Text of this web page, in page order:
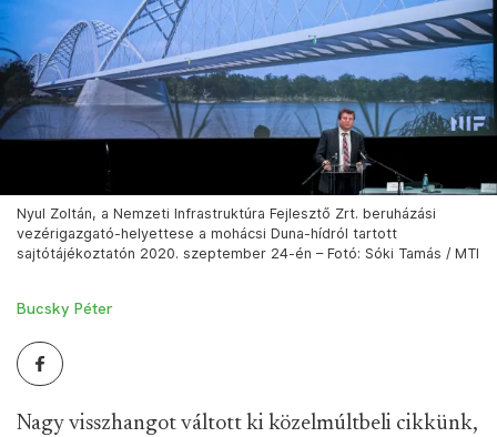
Nyul Zoltán, a Nemzeti Infrastruktúra Fejlesztő Zrt. beruházási
vezérigazgató-helyettese a mohácsi Duna-hídról tartott
sajtótájékoztatón 2020. szeptember 24-én – Fotó: Sóki Tamás / MTI
Bucsky Péter
Nagy visszhangot váltott ki közelmúltbeli cikkünk,